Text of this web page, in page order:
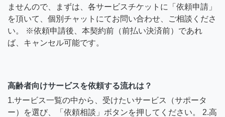
ませんので、まずは、各サービスチケットに「依頼申請」
を頂いて、個別チャットにてお問い合わせ、ご相談くださ
い。 ※依頼申請後、本契約前（前払い決済前）であれ
ば、キャンセル可能です。
高齢者向けサービスを依頼する流れは？
1.サービス一覧の中から、受けたいサービス（サポータ
ー）を選び、「依頼相談」ボタンを押してください。 2.高